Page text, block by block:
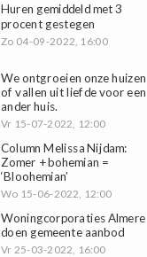
Huren gemiddeld met 3
procent gestegen
Zo 04-09-2022, 16:00
We ontgroeien onze huizen
of vallen uit liefde voor een
ander huis.
Vr 15-07-2022, 12:00
Column Melissa Nijdam:
Zomer + bohemian =
‘Bloohemian’
Wo 15-06-2022, 12:00
Woningcorporaties Almere
doen gemeente aanbod
Vr 25-03-2022, 16:00